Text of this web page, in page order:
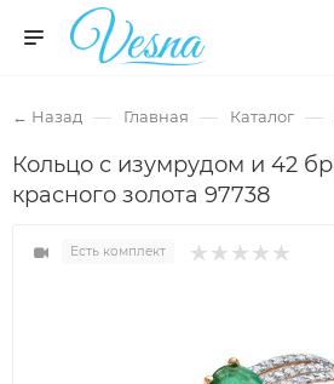
← Назад — Главная — Каталог —
Кольцо с изумрудом и 42
красного золота 97738
Есть комплект